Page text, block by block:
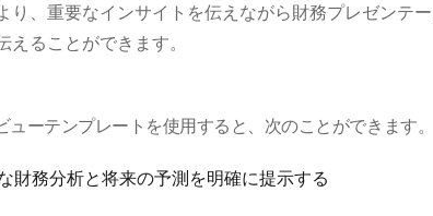
り、重要なインサイトを伝えながら財務プレゼンテ
えることができます。
ューテンプレートを使用すると、次のことができます。
財務分析と将来の予測を明確に提示する